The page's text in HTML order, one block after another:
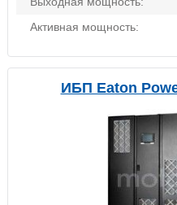
Активная мощность:
ИБП Eaton